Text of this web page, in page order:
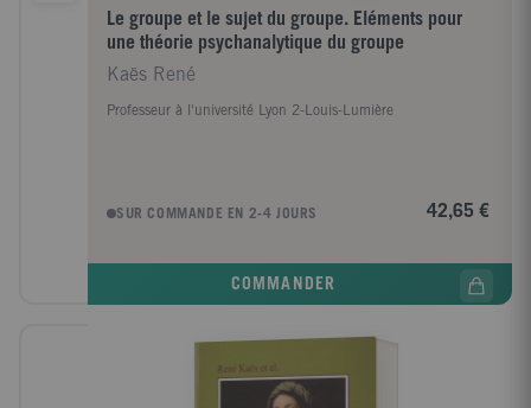
Le groupe et le sujet du groupe. Eléments pour
une théorie psychanalytique du groupe
Kaës René
Professeur à l'université Lyon 2-Louis-Lumière
SUR COMMANDE EN 2-4 JOURS 42,65 €
COMMANDER